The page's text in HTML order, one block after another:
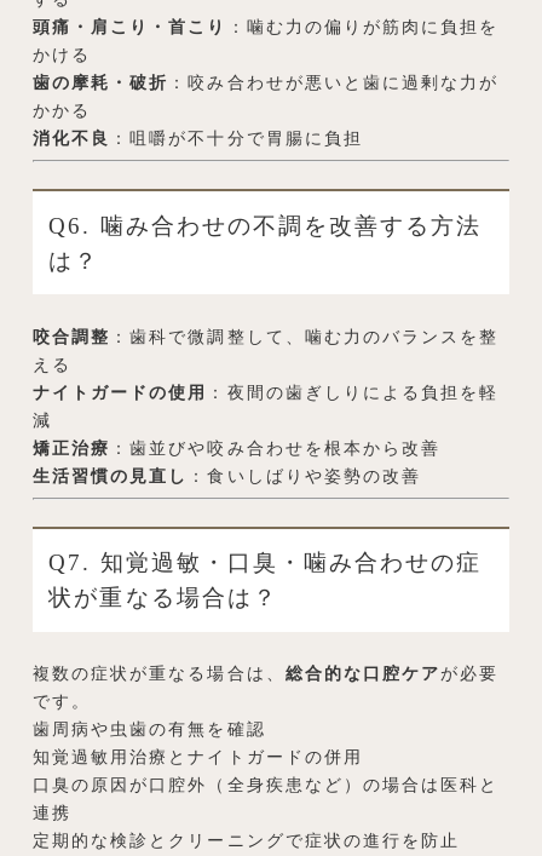
頭痛・肩こり・首こり
：噛む力の偏りが筋肉に負担を
かける
歯の摩耗・破折 ：咬み合わせが悪いと歯に過剰な力が
かかる
消化不良 ：咀嚼が不十分で胃腸に負担
Q6. 噛み合わせの不調を改善する方法
は？
咬合調整 ：歯科で微調整して、噛む力のバランスを整
える
ナイトガードの使用 ：夜間の歯ぎしりによる負担を軽
減
矯正治療 ：歯並びや咬み合わせを根本から改善
生活習慣の見直し ：食いしばりや姿勢の改善
Q7. 知覚過敏・口臭・噛み合わせの症
状が重なる場合は？
複数の症状が重なる場合は、 総合的な口腔ケアが必要
です。
歯周病や虫歯の有無を確認
知覚過敏用治療とナイトガードの併用
口臭の原因が口腔外（全身疾患など）の場合は医科と
連携
定期的な検診とクリーニングで症状の進行を防止